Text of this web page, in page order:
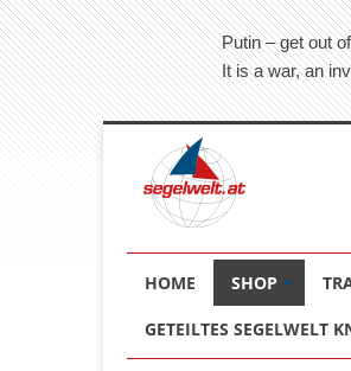
Putin – get out
It is a war, an
HOME SHOP
GETEILTES SEGELWELT